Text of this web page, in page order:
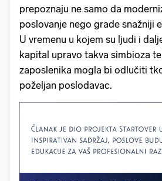
prepoznaju ne samo da
poslovanje nego grade snažniji
U vremenu u kojem su ljudi i
kapital upravo takva simbioza
zaposlenika mogla bi odlučiti
poželjan poslodavac.